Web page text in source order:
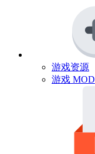
游戏资源
游戏 MOD